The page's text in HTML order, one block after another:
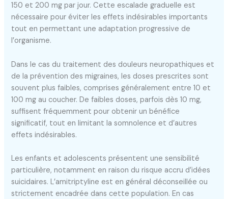
150 et 200 mg par jour. Cette escalade graduelle est
nécessaire pour éviter les effets indésirables importants
tout en permettant une adaptation progressive de
l’organisme.
Dans le cas du traitement des douleurs neuropathiques et
de la prévention des migraines, les doses prescrites sont
souvent plus faibles, comprises généralement entre 10 et
100 mg au coucher. De faibles doses, parfois dès 10 mg,
suffisent fréquemment pour obtenir un bénéfice
significatif, tout en limitant la somnolence et d’autres
effets indésirables.
Les enfants et adolescents présentent une sensibilité
particulière, notamment en raison du risque accru d’idées
suicidaires. L’amitriptyline est en général déconseillée ou
strictement encadrée dans cette population. En cas